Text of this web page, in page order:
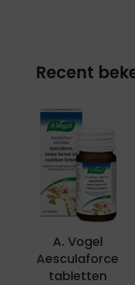
Recent
A. Vogel
Aesculaforce
tabletten